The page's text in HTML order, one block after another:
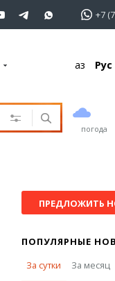
+7
Қаз Рус
погода
USD
EUR
ПРЕДЛОЖИТЬ
ПОПУЛЯРНЫЕ
За сутки
За месяц